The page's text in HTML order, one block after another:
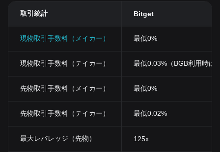
取引統計 Bitget
現物取引手数料（メイカー） 最低0%
現物取引手数料（テイカー） 最低0.03%（BGB利用時は
先物取引手数料（メイカー） 最低0%
先物取引手数料（テイカー） 最低0.02%
最大レバレッジ（先物） 125x